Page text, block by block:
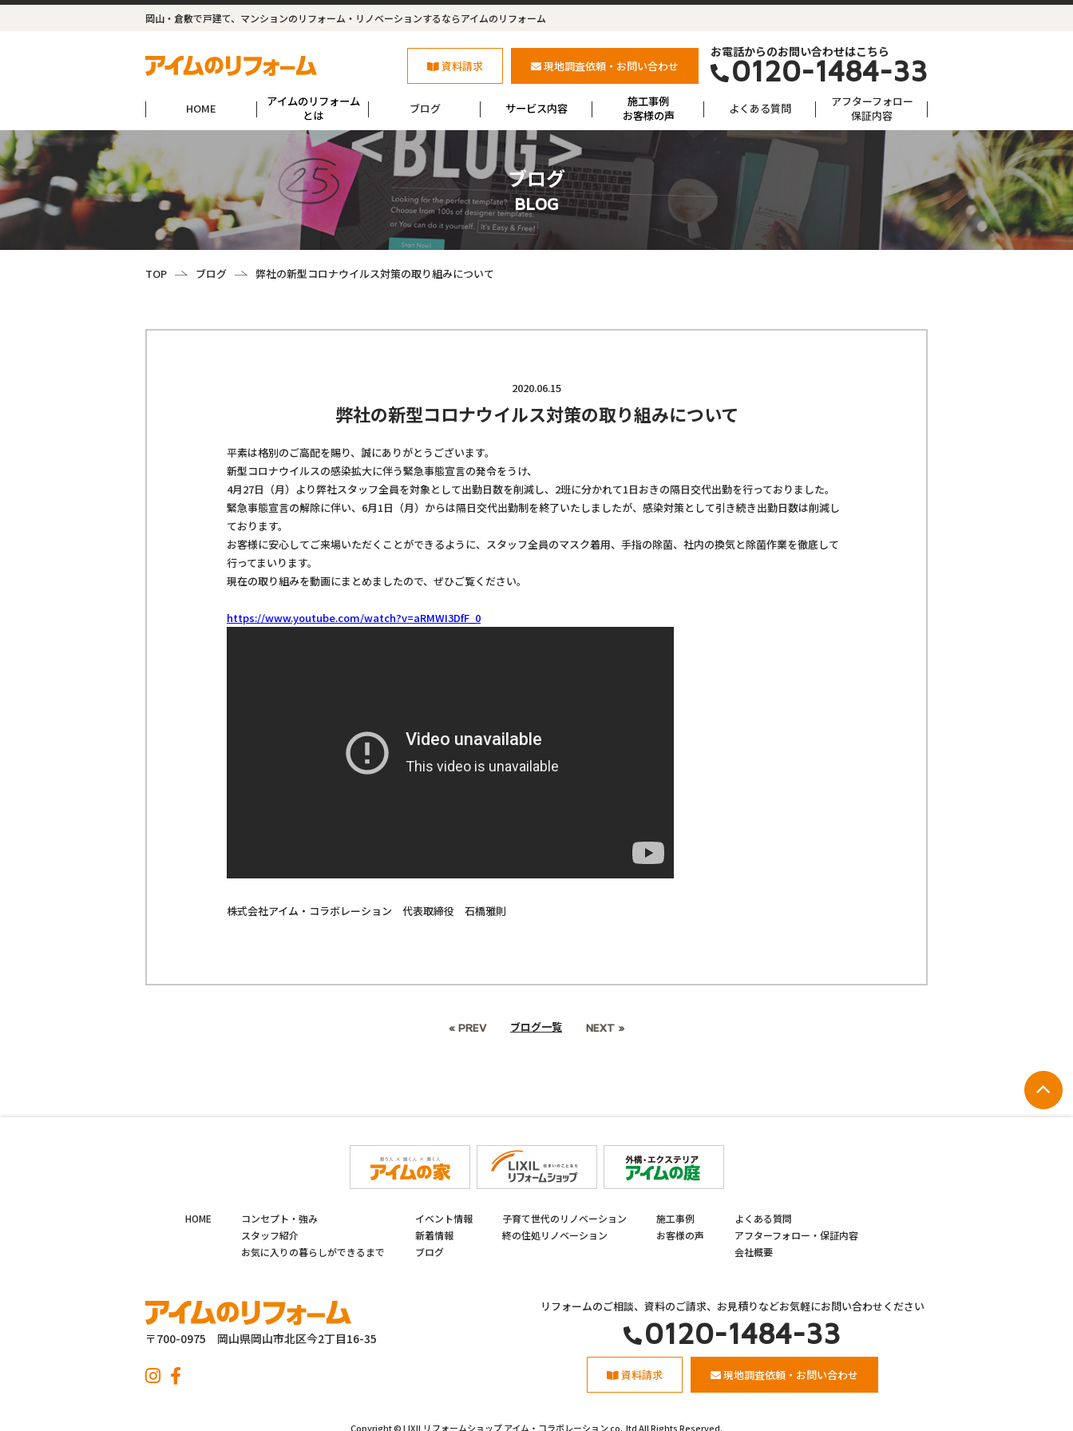
岡山・倉敷で戸建て、マンションのリフォーム・ リノベーションするならアイムのリフォーム
資料請求 現地調査依頼・お問い合わせ
お電話からのお問い合わせはこちら
0120-1484-33
HOME
アイムのリフォーム
とは
ブログ サービス内容
施工事例
お客様の声
よくある質問
アフターフォロー
保証内容
ブログ
BLOG
TOP ブログ 弊社の新型コロナウイルス対策の取り組みについて
2020.06.15
弊社の新型コロナウイルス対策の取り組みについて
平素は格別のご高配を賜り、誠にありがとうございます。
新型コロナウイルスの感染拡大に伴う緊急事態宣言の発令をうけ、
4月27日（月）より弊社スタッフ全員を対象として出勤日数を削減し、2班に分かれて1日おきの隔日交代出勤を行っておりました。
緊急事態宣言の解除に伴い、6月1日（月）からは隔日交代出勤制を終了いたしましたが、感染対策として引き続き出勤日数は削減し
ております。
お客様に安心してご来場いただくことができるように、スタッフ全員のマスク着用、手指の除菌、社内の換気と除菌作業を徹底して
行ってまいります。
現在の取り組みを動画にまとめましたので、ぜひご覧ください。
https://www.youtube.com/watch?v=aRMWI3DfF_0
株式会社アイム・コラボレーション 代表取締役 石橋雅則
« PREV ブログ一覧 NEXT »
HOME
コンセプト・強み
スタッフ紹介
お気に入りの暮らしができるまで
イベント情報
新着情報
ブログ
子育て世代のリノベーション
終の住処リノベーション
施工事例
お客様の声
よくある質問
アフターフォロー・保証内容
会社概要
〒700-0975 岡山県岡山市北区今2丁目16-35
リフォームのご相談、資料のご請求、お見積りなどお気軽にお問い合わせください
0120-1484-33
資料請求 現地調査依頼・お問い合わせ
Copyright © LIXILリフォームショップアイム・コラボレーション co.,ltd All Rights Reserved.